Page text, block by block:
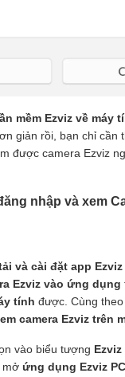
mềm Ezviz về máy
giản rồi, bạn chỉ cần
được camera Ezviz
nhập và xem
và cài đặt app Ezviz
Ezviz vào ứng dụng
tính được. Cùng
camera Ezviz trên
vào biểu tượng
mở ứng dụng Ezviz